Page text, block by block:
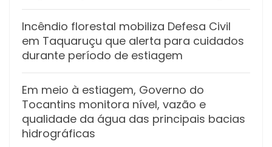
Incêndio florestal mobiliza Defesa Civil
em Taquaruçu que alerta para cuidados
durante período de estiagem
Em meio à estiagem, Governo do
Tocantins monitora nível, vazão e
qualidade da água das principais bacias
hidrográficas